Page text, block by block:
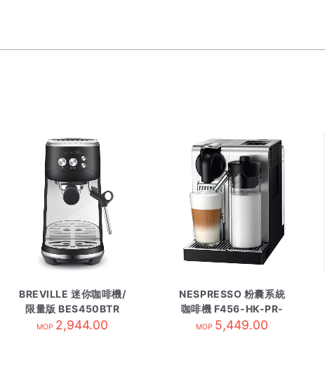
BREVILLE 迷你咖啡機/
限量版 BES450BTR
MOP 2,944.00
NESPRESSO 粉囊系統
咖啡機 F456-HK-PR-
DL
MOP 5,449.00